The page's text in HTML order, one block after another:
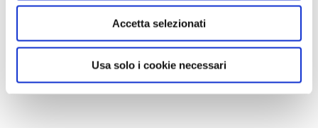
Accetta selezionati
Usa solo i cookie necessari
MAPPA